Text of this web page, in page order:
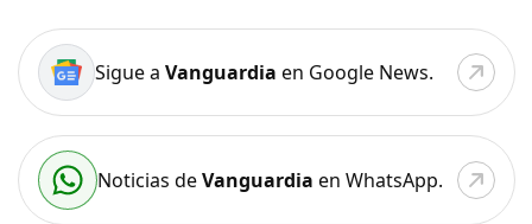
Sigue a Vanguardia en Google News.
Noticias deVanguardia en WhatsApp.